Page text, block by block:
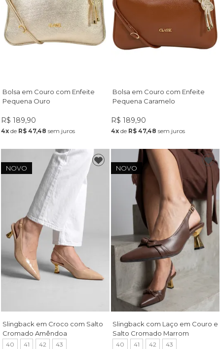
Bolsa em Couro com Enfeite
Pequena Ouro
R$ 189,90
4xde R$ 47,48 sem juros
Bolsa em Couro com Enfeite
Pequena Caramelo
R$ 189,90
4x de R$ 47,48 sem juros
NOVO
Slingback em Croco com Salto
Cromado Amêndoa
40 41 42 43
NOVO
Slingback com Laço em Couro e
Salto Cromado Marrom
40 41 42 43